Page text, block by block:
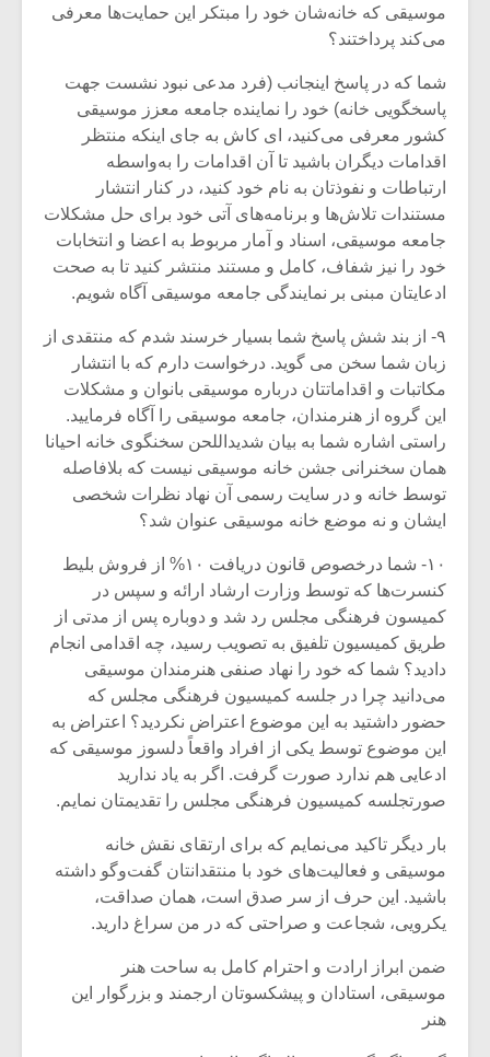
موسیقی که خانه‌شان خود را مبتکر این حمایت‌ها معرفی
می‌کند پرداختند؟
شما که در پاسخ اینجانب (فرد مدعی نبود نشست جهت
پاسخگویی خانه) خود را نماینده جامعه معزز موسیقی
کشور معرفی می‌کنید، ای کاش به جای اینکه منتظر
اقدامات دیگران باشید تا آن اقدامات را به‌واسطه
ارتباطات و نفوذتان به نام خود کنید، در کنار انتشار
مستندات تلاش‌ها و برنامه‌های آتی خود برای حل مشکلات
جامعه موسیقی، اسناد و آمار مربوط به اعضا و انتخابات
خود را نیز شفاف، کامل و مستند منتشر کنید تا به صحت
ادعایتان مبنی بر نمایندگی جامعه موسیقی آگاه شویم.
۹- از بند شش پاسخ شما بسیار خرسند شدم که منتقدی از
زبان شما سخن می گوید. درخواست دارم که با انتشار
مکاتبات و اقداماتتان درباره موسیقی بانوان و مشکلات
این گروه از هنرمندان، جامعه موسیقی را آگاه فرمایید.
راستی اشاره شما به بیان شدیداللحن سخنگوی خانه احیانا
همان سخنرانی جشن خانه موسیقی نیست که بلافاصله
توسط خانه و در سایت رسمی آن نهاد نظرات شخصی
ایشان و نه موضع خانه موسیقی عنوان شد؟
۱۰- شما درخصوص قانون دریافت ۱۰% از فروش بلیط
کنسرت‌ها که توسط وزارت ارشاد ارائه و سپس در
کمیسون فرهنگی مجلس رد شد و دوباره پس از مدتی از
طریق کمیسیون تلفیق به تصویب رسید، چه اقدامی انجام
دادید؟ شما که خود را نهاد صنفی هنرمندان موسیقی
می‌دانید چرا در جلسه کمیسیون فرهنگی مجلس که
حضور داشتید به این موضوع اعتراض نکردید؟ اعتراض به
این موضوع توسط یکی از افراد واقعاً دلسوز موسیقی که
ادعایی هم ندارد صورت گرفت. اگر به یاد ندارید
صورتجلسه کمیسیون فرهنگی مجلس را تقدیمتان نمایم.
بار دیگر تاکید می‌نمایم که برای ارتقای نقش خانه
موسیقی و فعالیت‌های خود با منتقدانتان گفت‌وگو داشته
باشید. این حرف از سر صدق است، همان صداقت،
یکرویی، شجاعت و صراحتی که در من سراغ دارید.
ضمن ابراز ارادت و احترام کامل به ساحت هنر
موسیقی، استادان و پیشکسوتان ارجمند و بزرگوار این
هنر